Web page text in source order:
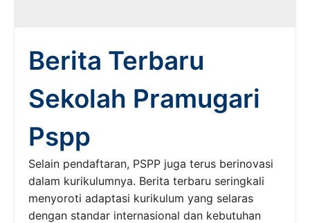
Berita Terbaru
Sekolah Pramugari
Pspp
Selain pendaftaran, PSPP juga terus berinovasi
dalam kurikulumnya. Berita terbaru seringkali
menyoroti adaptasi kurikulum yang selaras
dengan standar internasional dan kebutuhan